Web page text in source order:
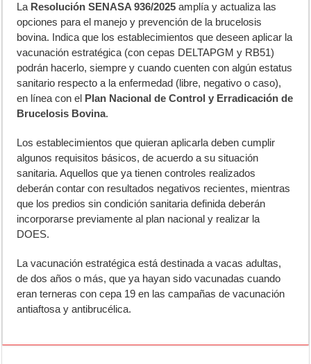
La Resolución SENASA 936/2025 amplía y actualiza las
opciones para el manejo y prevención de la brucelosis
bovina. Indica que los establecimientos que deseen aplicar la
vacunación estratégica (con cepas DELTAPGM y RB51)
podrán hacerlo, siempre y cuando cuenten con algún estatus
sanitario respecto a la enfermedad (libre, negativo o caso),
en línea con el Plan Nacional de Control y Erradicación de
Brucelosis Bovina.
Los establecimientos que quieran aplicarla deben cumplir
algunos requisitos básicos, de acuerdo a su situación
sanitaria. Aquellos que ya tienen controles realizados
deberán contar con resultados negativos recientes, mientras
que los predios sin condición sanitaria definida deberán
incorporarse previamente al plan nacional y realizar la
DOES.
La vacunación estratégica está destinada a vacas adultas,
de dos años o más, que ya hayan sido vacunadas cuando
eran terneras con cepa 19 en las campañas de vacunación
antiaftosa y antibrucélica.